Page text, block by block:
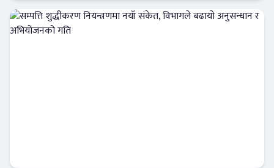
फिन–टेक